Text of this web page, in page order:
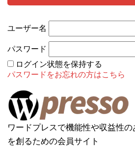
ユーザー名
パスワード
ログイン状態を保持する
パスワードをお忘れの方はこちら
ワードプレスで機能性や収益性
を創るための会員サイト